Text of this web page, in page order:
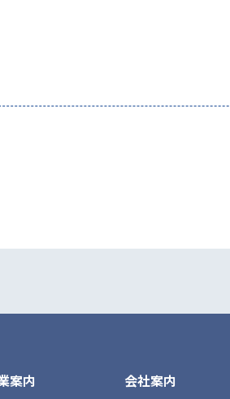
案内 会社案内